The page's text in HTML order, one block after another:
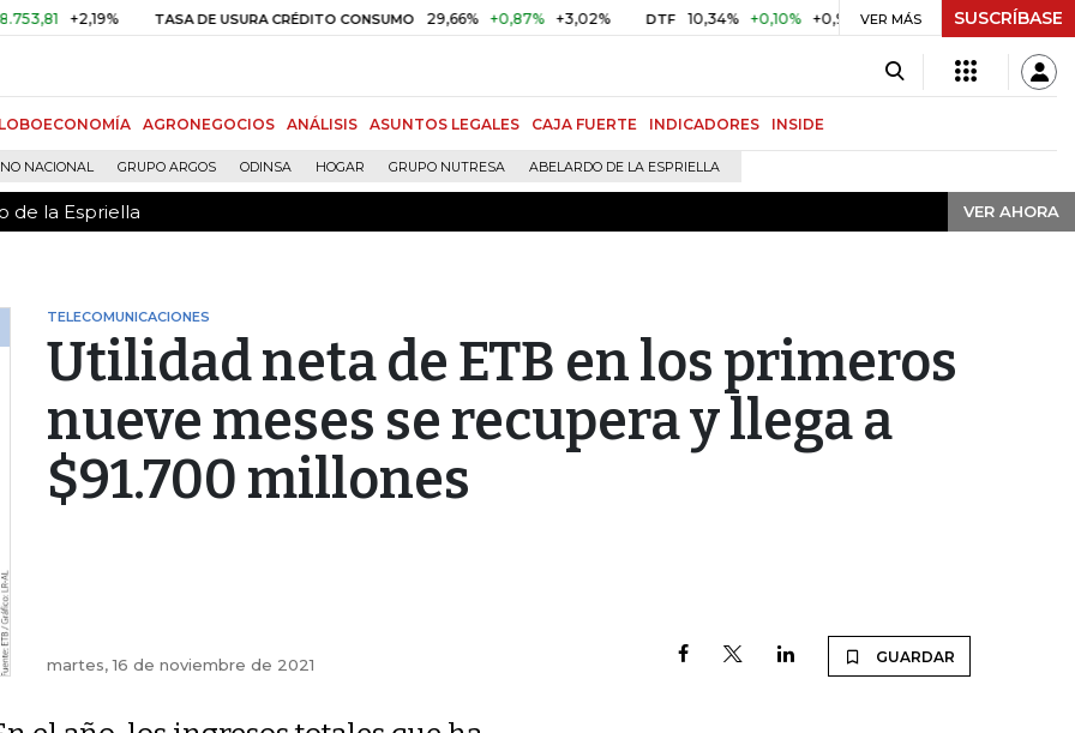
+2,19% TASA DE USURA CRÉDITO CONSUMO 29,66% +0,87% +3,02% DTF 10,34% +0,10% +0,98% UVR $ 416,91 +$ 0,05 +0,01%
VER MÁS SUSCRÍBASE
AGRONEGOCIOS ANÁLISIS ASUNTOS LEGALES CAJA FUERTE INDICADORES INSIDE
NACIONAL GRUPO ARGOS ODINSA HOGAR GRUPO NUTRESA ABELARDO DE LA ESPRIELLA
de la Espriella VER AHORA
la Espriella VER AHORA
TELECOMUNICACIONES
Utilidad neta de ETB en los primeros
nueve meses se recupera y llega a
$91.700 millones
martes, 16 de noviembre de 2021 GUARDAR